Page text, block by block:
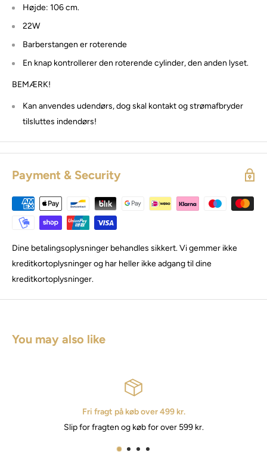
Højde: 106 cm.
22W
Barberstangen er roterende
En knap kontrollerer den roterende cylinder, den anden lyset.
BEMÆRK!
Kan anvendes udendørs, dog skal kontakt og strømafbryder
tilsluttes indendørs!
Payment & Security
Dine betalingsoplysninger behandles sikkert. Vi gemmer ikke
kreditkortoplysninger og har heller ikke adgang til dine
kreditkortoplysninger.
You may also like
Fri fragt på køb over 499 kr.
Slip for fragten og køb for over 599 kr.